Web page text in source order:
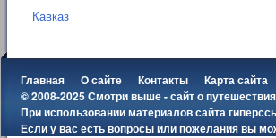
Кавказ
Главная О сайте Контакты Карта сайта
© 2008-2025 Смотри выше - сайт о
При использовании материалов сайта
Если у вас есть вопросы или пожелания вы